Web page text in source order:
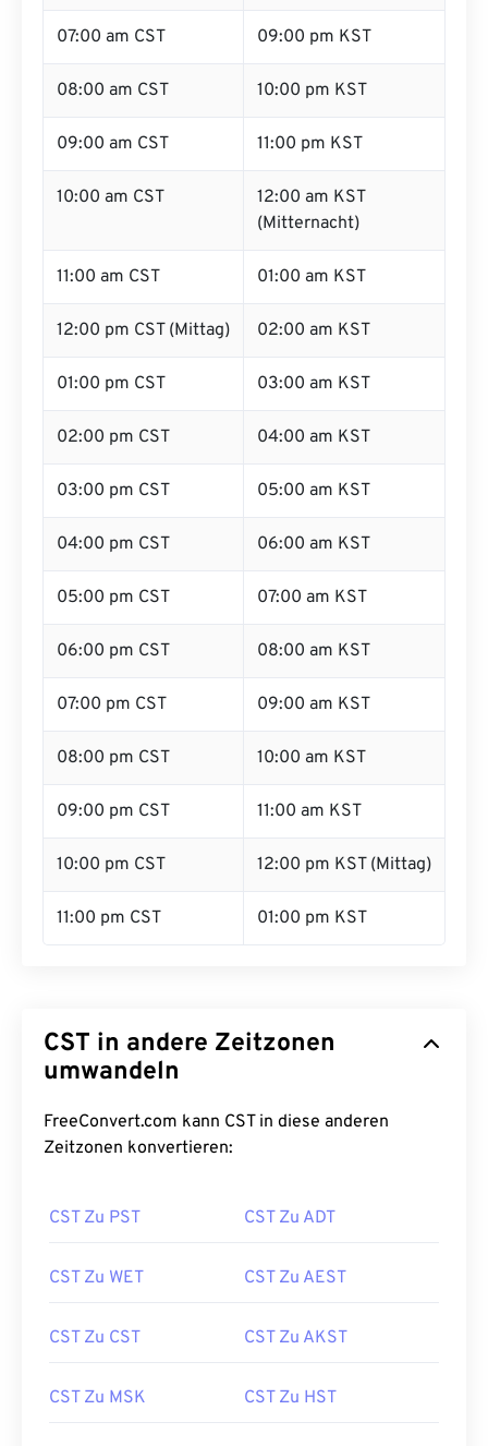
07:00 am CST 09:00 pm KST
08:00 am CST 10:00 pm KST
09:00 am CST 11:00 pm KST
10:00 am CST
12:00 am KST
(Mitternacht)
11:00 am CST 01:00 am KST
12:00 pm CST (Mittag) 02:00 am KST
01:00 pm CST 03:00 am KST
02:00 pm CST 04:00 am KST
03:00 pm CST 05:00 am KST
04:00 pm CST 06:00 am KST
05:00 pm CST 07:00 am KST
06:00 pm CST 08:00 am KST
07:00 pm CST 09:00 am KST
08:00 pm CST 10:00 am KST
09:00 pm CST 11:00 am KST
10:00 pm CST 12:00 pm KST (Mittag)
11:00 pm CST 01:00 pm KST
CST in andere Zeitzonen
umwandeln
FreeConvert.com kann CST in diese anderen
Zeitzonen konvertieren:
CST Zu PST CST Zu ADT
CST Zu WET CST Zu AEST
CST Zu CST CST Zu AKST
CST Zu MSK CST Zu HST